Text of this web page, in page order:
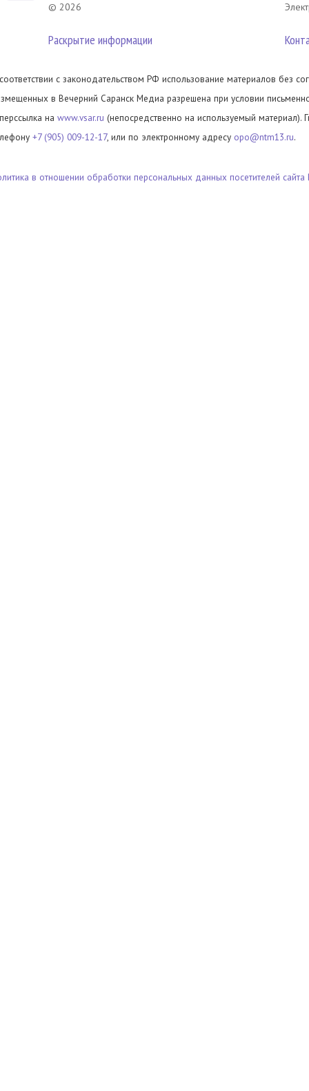
© 2026
Раскрытие информации
с законодательством РФ использование материалов без
в Вечерний Саранск Медиа разрешена при условии
на www.vsar.ru (непосредственно на используемый материал).
+7 (905) 009-12-17, или по электронному адресу opo@ntm13.ru.
в отношении обработки персональных данных посетителей